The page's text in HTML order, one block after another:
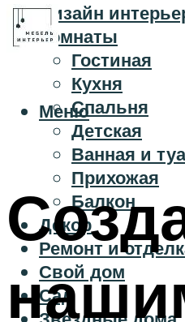
Дизайн
Комнаты
Гостиная
Кухня
Спальня
Детская
Ванная и
Прихожая
Балкон
Декор
Ремонт и
Свой дом
Сад
Меню